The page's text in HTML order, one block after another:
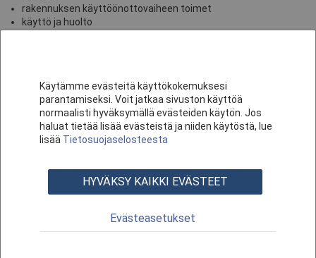
rakennuksen käyttöönottovaiheen toimet
käyttö ja huolto
Julkaisu on myös rakennuttamisajan arjen työkalu ja apuväline
projektin eri vaiheisiin.
Tunne rakennuttajan rooli ja tehtävät!
Käytämme evästeitä käyttökokemuksesi
parantamiseksi. Voit jatkaa sivuston käyttöä
normaalisti hyväksymällä evästeiden käytön. Jos
haluat tietää lisää evästeistä ja niiden käytöstä, lue
lisää Tietosuojaselosteesta
HYVÄKSY KAIKKI EVÄSTEET
Evästeasetukset